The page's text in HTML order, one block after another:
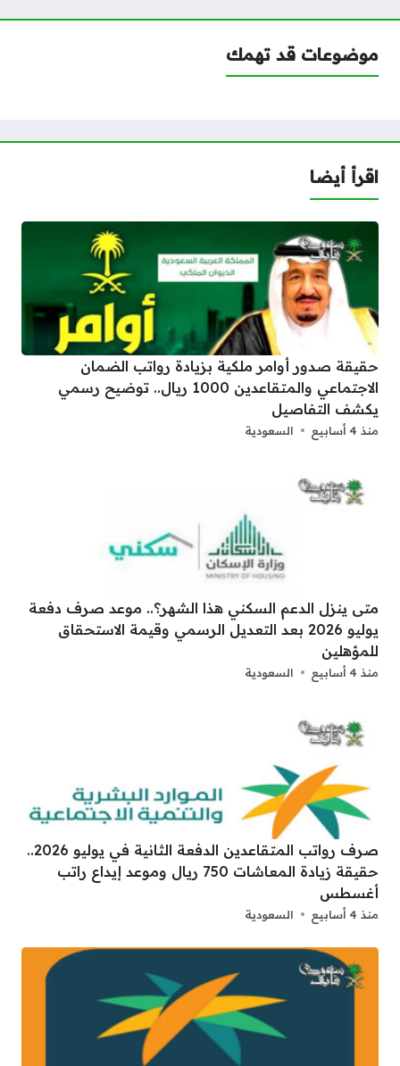
موضوعات قد تهمك
اقرأ أيضا
حقيقة صدور أوامر ملكية بزيادة رواتب الضمان
الاجتماعي والمتقاعدين 1000 ريال.. توضيح رسمي
يكشف التفاصيل
منذ 4 أسابيع السعودية
متى ينزل الدعم السكني هذا الشهر؟.. موعد صرف دفعة
يوليو 2026 بعد التعديل الرسمي وقيمة الاستحقاق
للمؤهلين
منذ 4 أسابيع السعودية
صرف رواتب المتقاعدين الدفعة الثانية في يوليو 2026..
حقيقة زيادة المعاشات 750 ريال وموعد إيداع راتب
أغسطس
منذ 4 أسابيع السعودية